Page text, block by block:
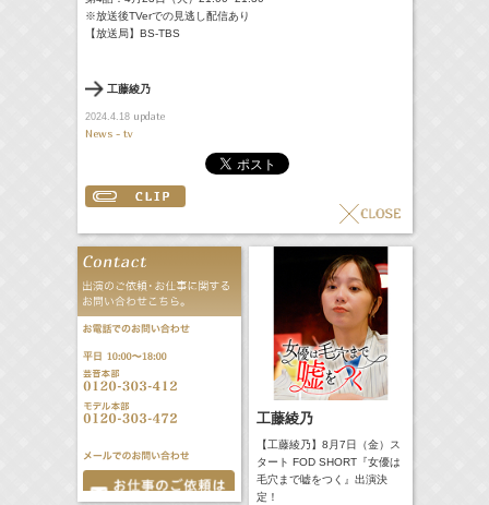
※放送後TVerでの見逃し配信あり
【放送局】BS-TBS
工藤綾乃
2024.4.18update
News - tv
工藤綾乃
【工藤綾乃】8月7日（金）ス
タート FOD SHORT『女優は
毛穴まで嘘をつく』出演決
定！